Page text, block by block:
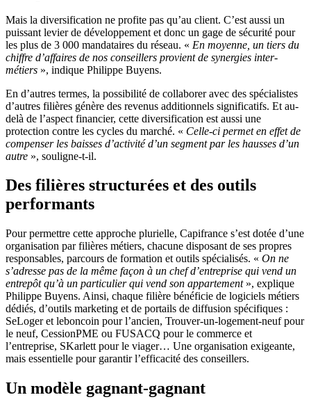
Mais la diversification ne profite pas qu’au client. C’est aussi un
puissant levier de développement et donc un gage de sécurité pour
les plus de 3 000 mandataires du réseau. « En moyenne, un tiers du
chiffre d’affaires de nos conseillers provient de synergies inter-
métiers », indique Philippe Buyens.
En d’autres termes, la possibilité de collaborer avec des spécialistes
d’autres filières génère des revenus additionnels significatifs. Et au-
delà de l’aspect financier, cette diversification est aussi une
protection contre les cycles du marché. « Celle-ci permet en effet de
compenser les baisses d’activité d’un segment par les hausses d’un
autre », souligne-t-il.
Des filières structurées et des outils
performants
Pour permettre cette approche plurielle, Capifrance s’est dotée d’une
organisation par filières métiers, chacune disposant de ses propres
responsables, parcours de formation et outils spécialisés. « On ne
s’adresse pas de la même façon à un chef d’entreprise qui vend un
entrepôt qu’à un particulier qui vend son appartement», explique
Philippe Buyens. Ainsi, chaque filière bénéficie de logiciels métiers
dédiés, d’outils marketing et de portails de diffusion spécifiques :
SeLoger et leboncoin pour l’ancien, Trouver-un-logement-neuf pour
le neuf, CessionPME ou FUSACQ pour le commerce et
l’entreprise, SKarlett pour le viager… Une organisation exigeante,
mais essentielle pour garantir l’efficacité des conseillers.
Un modèle gagnant-gagnant